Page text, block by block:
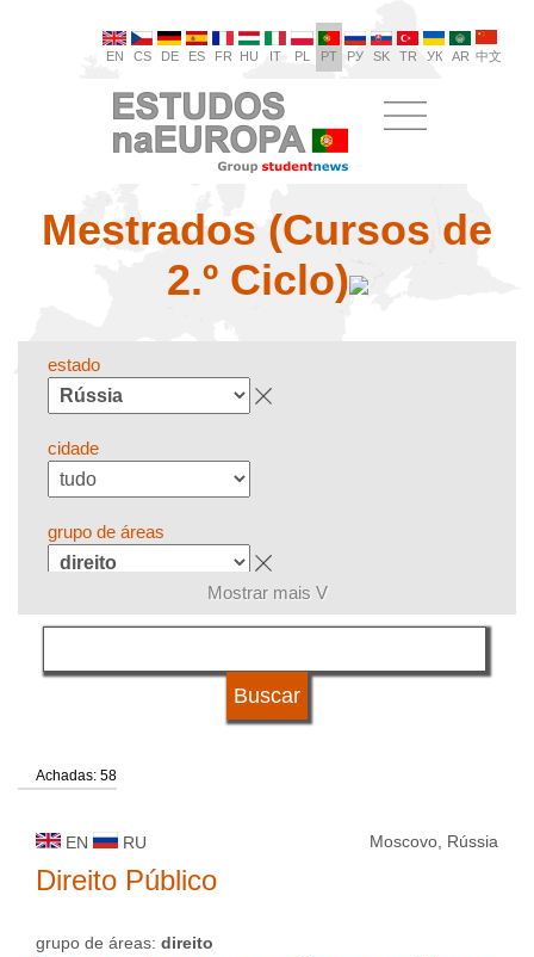
EN CS DE ES FR HU IT PL PT РУ SK TR УК AR 中文
Mestrados (Cursos de
2.º Ciclo)
estado
cidade
grupo de áreas
língua
status de universidade
Mostrar mais V
Achadas: 58
EN RU Moscovo, Rússia
Direito Público
grupo de áreas: direito